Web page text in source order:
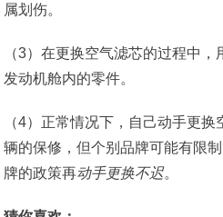
属划伤。
（3）在更换空气滤芯的过程中
发动机舱内的零件。
（4）正常情况下，自己动手更
辆的保修，但个别品牌可能有限
牌的政策再动手更换不迟。